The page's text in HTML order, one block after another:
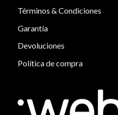
Términos & Condiciones
Garantía
Devoluciones
Política de compra